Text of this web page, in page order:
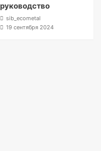
руководство
sib_ecometal
19 сентября 2024